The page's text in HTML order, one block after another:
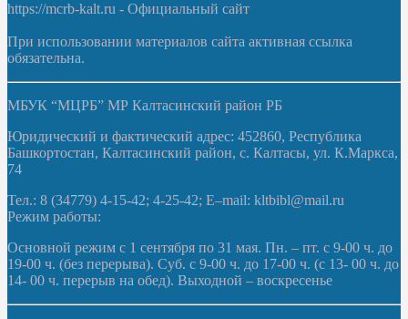
https://mcrb-kalt.ru - Официальный сайт
При использовании материалов сайта активная ссылка
обязательна.
МБУК “МЦРБ” МР Калтасинский район РБ
Юридический и фактический адрес: 452860, Республика
Башкортостан, Калтасинский район, с. Калтасы, ул. К.Маркса,
74
Тел.: 8 (34779) 4-15-42; 4-25-42; E–mail: kltbibl@mail.ru
Режим работы:
Основной режим с 1 сентября по 31 мая. Пн. – пт. с 9-00 ч. до
19-00 ч. (без перерыва). Суб. с 9-00 ч. до 17-00 ч. (с 13- 00 ч. до
14- 00 ч. перерыв на обед). Выходной – воскресенье